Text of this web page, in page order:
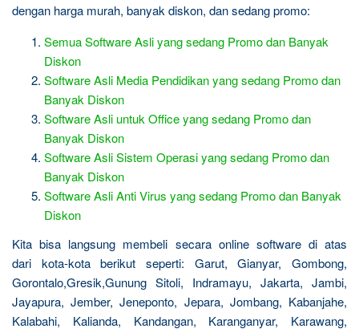
dengan harga murah, banyak diskon, dan sedang promo:
Semua Software Asli yang sedang Promo dan Banyak
Diskon
Software Asli Media Pendidikan yang sedang Promo dan
Banyak Diskon
Software Asli untuk Office yang sedang Promo dan
Banyak Diskon
Software Asli Sistem Operasi yang sedang Promo dan
Banyak Diskon
Software Asli Anti Virus yang sedang Promo dan Banyak
Diskon
Kita bisa langsung membeli secara online software di atas
dari kota-kota berikut seperti: Garut, Gianyar, Gombong,
Gorontalo,Gresik,Gunung Sitoli, Indramayu, Jakarta, Jambi,
Jayapura, Jember, Jeneponto, Jepara, Jombang, Kabanjahe,
Kalabahi, Kalianda, Kandangan, Karanganyar, Karawang,